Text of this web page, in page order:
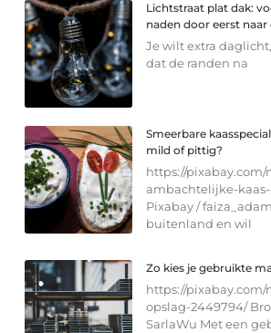
Lichtstraat plat dak:
naden door eerst
Je wilt extra
dat de randen na
Smeerbare
mild of pittig?
https://pixabay.com/
ambachtelijke-kaas-
Pixabay /
buitenland en wil
Zo kies je gebruikte
https://
opslag-2449794/
SarlaWu Met een